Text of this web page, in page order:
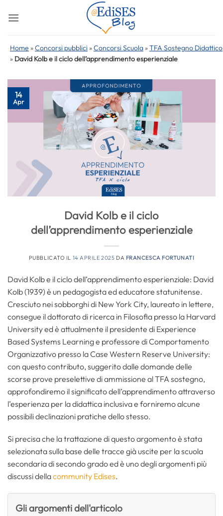
Home »Concorsi pubblici »Concorsi Scuola »TFA Sostegno Didattico
» David Kolb e il ciclo dell’apprendimento esperienziale
14
Apr
David Kolb e il ciclo
dell’apprendimento esperienziale
PUBBLICATO IL 14 APRILE 2025 DA FRANCESCA FORTUNATI
David Kolb e il ciclo dell’apprendimento esperienziale: David
Kolb (1939) è un pedagogista ed educatore statunitense.
Cresciuto nei sobborghi di New York City, laureato in lettere,
consegue il dottorato di ricerca in Filosofia presso la Harvard
University ed è attualmente il presidente di Experience
Based Systems Learning e professore di Comportamento
Organizzativo presso la Case Western Reserve University:
con questo contributo, suggerito dalle domande delle
scorse prove preselettive di ammissione al TFA sostegno,
approfondiremo il significato dell’apprendimento attraverso
l’esperienza per la didattica inclusiva e forniremo alcune
possibili declinazioni pratiche dello stesso.
Si precisa che la trattazione di questo argomento è stata
selezionata sulla base delle tracce già uscite per la scuola
secondaria di secondo grado ed è uno degli argomenti più
discussi dellacommunity Edises.
Gli argomenti dell'articolo